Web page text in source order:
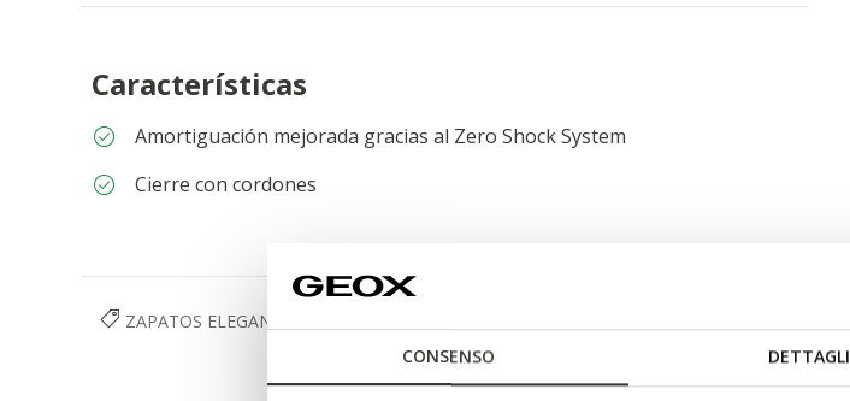
CONSENSO DETTAGLI
Características
Amortiguación mejorada gracias al Zero Shock System
Cierre con cordones
ZAPATOS ELEGANTES